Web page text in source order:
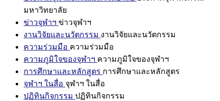
มหาวิทยาลัย
ข่าวจุฬาฯ ข่าวจุฬาฯ
งานวิจัยและนวัตกรรม งานวิจัยและนวัตกรรม
ความร่วมมือ ความร่วมมือ
ความภูมิใจของจุฬาฯ ความภูมิใจของจุฬาฯ
การศึกษาและหลักสูตร การศึกษาและหลักสูตร
จุฬาฯ ในสื่อ จุฬาฯ ในสื่อ
ปฏิทินกิจกรรม ปฏิทินกิจกรรม